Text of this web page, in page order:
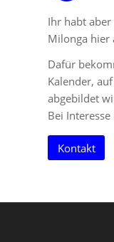
Ihr habt
Milonga hier
Dafür
Kalender,
abgebildet
Bei
Kontakt